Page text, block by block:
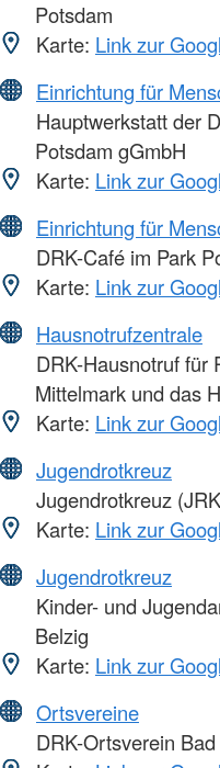
Potsdam
Karte: Link zur
Einrichtung für
Hauptwerkstatt der
Potsdam gGmbH
Karte: Link zur
Einrichtung für
DRK-Café im Park
Karte: Link zur
Hausnotrufzentrale
DRK-Hausnotruf für
Mittelmark und das
Karte: Link zur
Jugendrotkreuz
Jugendrotkreuz
Karte: Link zur
Jugendrotkreuz
Kinder- und
Belzig
Karte: Link zur
Ortsvereine
DRK-Ortsverein